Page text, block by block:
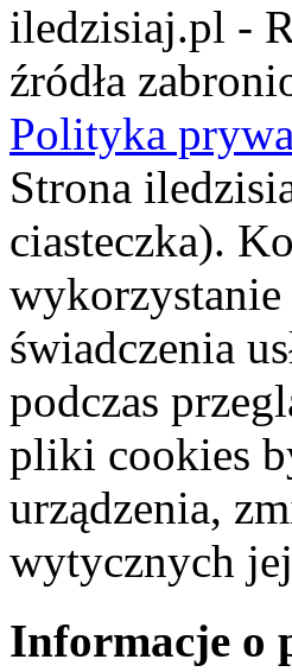
iledzisiaj.pl -
źródła
Polityka
Strona
ciasteczka).
świadczenia
podczas
pliki cookies
urządzenia,
wytycznych
Informacje o